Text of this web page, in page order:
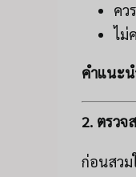
คว
ไม่
คำแนะน
2. ตรวจ
ก่อนสวม